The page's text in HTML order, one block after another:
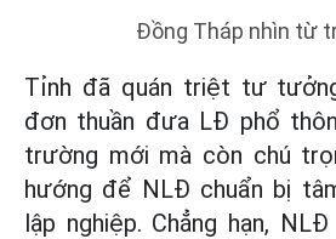
Đồng Tháp nhìn từ
Tỉnh đã quán triệt tư
đơn thuần đưa LĐ phổ
trường mới mà còn chú
hướng để NLĐ chuẩn bị
lập nghiệp. Chẳng hạn,